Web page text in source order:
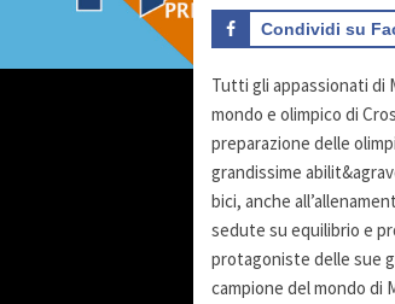
Condividi su
Tutti gli appassionati di
mondo e olimpico di
preparazione delle
grandissime
bici, anche
sedute su equilibrio e
protagoniste delle sue
campione del mondo di